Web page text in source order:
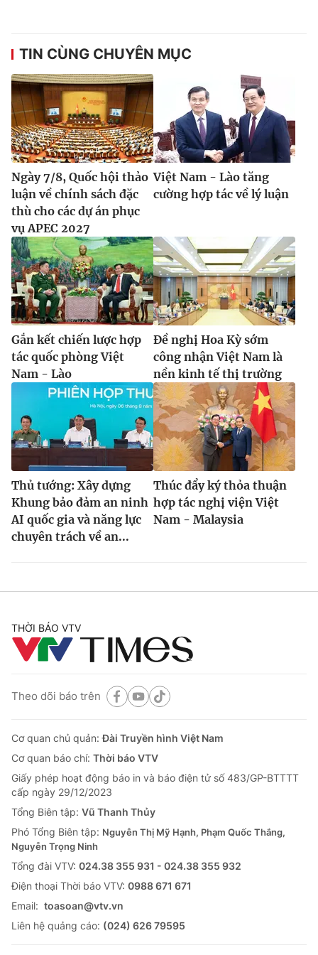
thuận bằng văn bản. Ghi rõ nguồn VTV.vn khi phát hành lại
thông tin từ website này.
TIN CÙNG CHUYÊN MỤC
Ngày 7/8, Quốc hội thảo
luận về chính sách đặc
thù cho các dự án phục
vụ APEC 2027
Việt Nam - Lào tăng
cường hợp tác về lý luận
Gắn kết chiến lược hợp
tác quốc phòng Việt
Nam - Lào
Đề nghị Hoa Kỳ sớm
công nhận Việt Nam là
nền kinh tế thị trường
Thủ tướng: Xây dựng
Khung bảo đảm an ninh
AI quốc gia và năng lực
chuyên trách về an...
Thúc đẩy ký thỏa thuận
hợp tác nghị viện Việt
Nam - Malaysia
THỜI BÁO VTV
Theo dõi báo trên
Cơ quan chủ quản:Đài Truyền hình Việt Nam
Cơ quan báo chí: Thời báo VTV
Giấy phép hoạt động báo in và báo điện tử số 483/GP-BTTTT
cấp ngày 29/12/2023
Tổng Biên tập: Vũ Thanh Thủy
Phó Tổng Biên tập: Nguyễn Thị Mỹ Hạnh, Phạm Quốc Thắng,
Nguyễn Trọng Ninh
Tổng đài VTV: 024.38 355 931 - 024.38 355 932
Ðiện thoại Thời báo VTV: 0988 671 671
Email: toasoan@vtv.vn
Liên hệ quảng cáo: (024) 626 79595